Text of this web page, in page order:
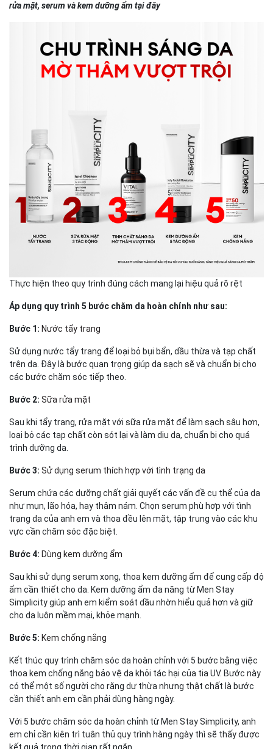
rửa mặt, serum và kem dưỡng ẩm tại đây
Thực hiện theo quy trình đúng cách mang lại hiệu quả rõ rệt
Áp dụng quy trình 5 bước chăm da hoàn chỉnh như sau:
Bước 1: Nước tẩy trang
Sử dụng nước tẩy trang để loại bỏ bụi bẩn, dầu thừa và tạp chất
trên da. Đây là bước quan trọng giúp da sạch sẽ và chuẩn bị cho
các bước chăm sóc tiếp theo.
Bước 2: Sữa rửa mặt
Sau khi tẩy trang, rửa mặt với sữa rửa mặt để làm sạch sâu hơn,
loại bỏ các tạp chất còn sót lại và làm dịu da, chuẩn bị cho quá
trình dưỡng da.
Bước 3: Sử dụng serum thích hợp với tình trạng da
Serum chứa các dưỡng chất giải quyết các vấn đề cụ thể của da
như mụn, lão hóa, hay thâm nám. Chọn serum phù hợp với tình
trạng da của anh em và thoa đều lên mặt, tập trung vào các khu
vực cần chăm sóc đặc biệt.
Bước 4: Dùng kem dưỡng ẩm
Sau khi sử dụng serum xong, thoa kem dưỡng ẩm để cung cấp độ
ẩm cần thiết cho da. Kem dưỡng ẩm đa năng từ Men Stay
Simplicity giúp anh em kiểm soát dầu nhờn hiểu quả hơn và giữ
cho da luôn mềm mại, khỏe mạnh.
Bước 5: Kem chống nắng
Kết thúc quy trình chăm sóc da hoàn chỉnh với 5 bước bằng việc
thoa kem chống nắng bảo vệ da khỏi tác hại của tia UV. Bước này
có thể một số người cho rằng dư thừa nhưng thật chất là bước
cần thiết anh em cần phải dùng hàng ngày.
Với 5 bước chăm sóc da hoàn chỉnh từ Men Stay Simplicity, anh
em chỉ cần kiên trì tuân thủ quy trình hàng ngày thì sẽ thấy được